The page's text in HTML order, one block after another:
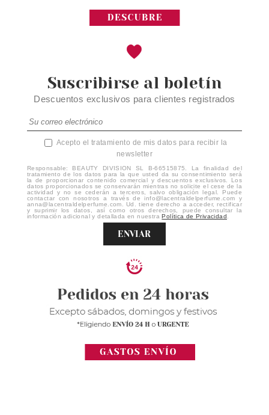
Suscribirse al boletín
Descuentos exclusivos para clientes registrados
Acepto el tratamiento de mis datos para recibir la
newsletter
Responsable: BEAUTY DIVISION SL B-66515875. La finalidad del
tratamiento de los datos para la que usted da su consentimiento será
la de proporcionar contenido comercial y descuentos exclusivos. Los
datos proporcionados se conservarán mientras no solicite el cese de la
actividad y no se cederán a terceros, salvo obligación legal. Puede
contactar con nosotros a través de info@lacentraldelperfume.com y
anna@lacentraldelperfume.com. Ud. tiene derecho a acceder, rectificar
y suprimir los datos, así como otros derechos, puede consultar la
información adicional y detallada en nuestraPolítica de Privacidad
ENVIAR